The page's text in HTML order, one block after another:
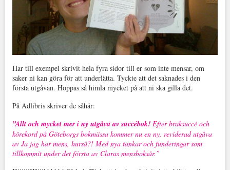
Har till exempel skrivit hela fyra sidor till er som inte mensar, om
saker ni kan göra för att underlätta. Tyckte att det saknades i den
första utgåvan. Hoppas så himla mycket på att ni ska gilla det.
På Adlibris skriver de såhär:
”Allt och mycket mer i ny utgåva av succébok!Efter braksuccé och
körekord på Göteborgs bokmässa kommer nu en ny, reviderad utgåva
av Ja jag har mens, hurså?! Med nya tankar och funderingar som
tillkommit under det första av Claras mensboksår.”